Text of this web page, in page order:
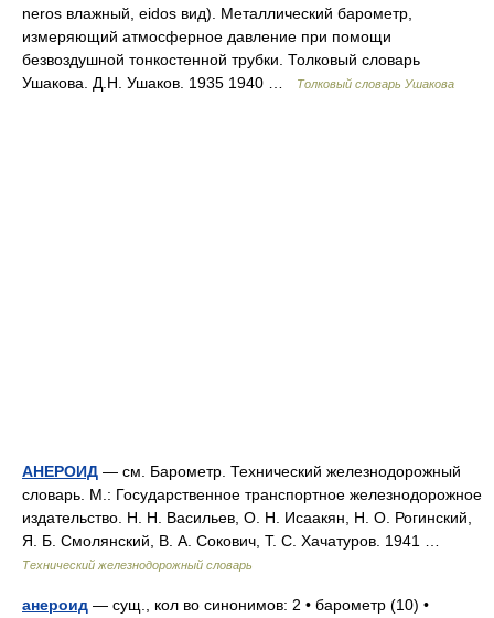
neros влажный, eidos вид). Металлический барометр,
измеряющий атмосферное давление при помощи
безвоздушной тонкостенной трубки. Толковый словарь
Ушакова. Д.Н. Ушаков. 1935 1940 …
Толковый словарь Ушакова
АНЕРОИД — см. Барометр. Технический железнодорожный
словарь. М.: Государственное транспортное железнодорожное
издательство. Н. Н. Васильев, О. Н. Исаакян, Н. О. Рогинский,
Я. Б. Смолянский, В. А. Сокович, Т. С. Хачатуров. 1941 …
Технический железнодорожный словарь
анероид — сущ., кол во синонимов: 2 • барометр (10) •